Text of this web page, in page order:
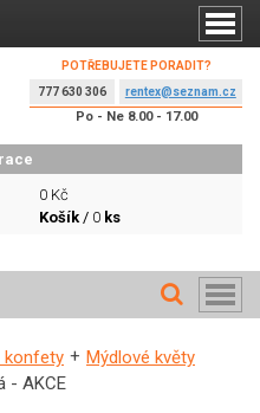
POTŘEBUJETE PORADIT?
777 630 306
rentex@seznam.cz
Po - Ne 8.00 - 17.00
0 Kč
Košík/ 0 ks
konfety
Mýdlové květy
- AKCE